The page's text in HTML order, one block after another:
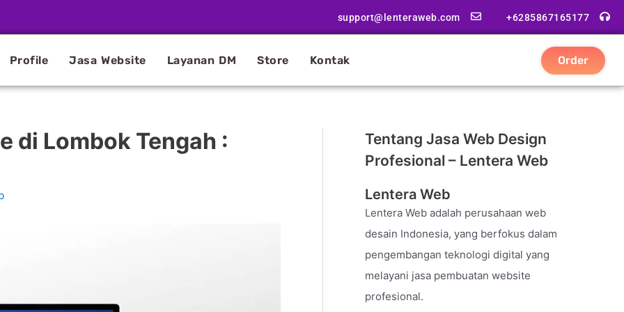
support@lenteraweb.com +6285867165177
Profile Jasa Website Layanan DM Store Kontak Order
di Lombok Tengah :
Tentang Jasa Web Design
Profesional – Lentera Web
Lentera Web
Lentera Web adalah perusahaan web
desain Indonesia, yang berfokus dalam
pengembangan teknologi digital yang
melayani jasa pembuatan website
profesional.